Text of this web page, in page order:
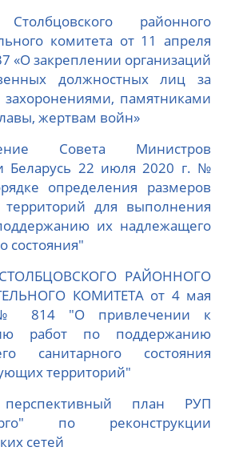
районного
комитета от 11 апреля
«О закреплении организаций
должностных лиц за
памятниками
жертвам войн»
Совета Министров
Беларусь 22 июля 2020 г. №
определения размеров
территорий для выполнения
их надлежащего
состояния"
РАЙОННОГО
КОМИТЕТА от 4 мая
814 "О привлечении к
работ по поддержанию
санитарного состояния
территорий"
план РУП
по реконструкции
сетей